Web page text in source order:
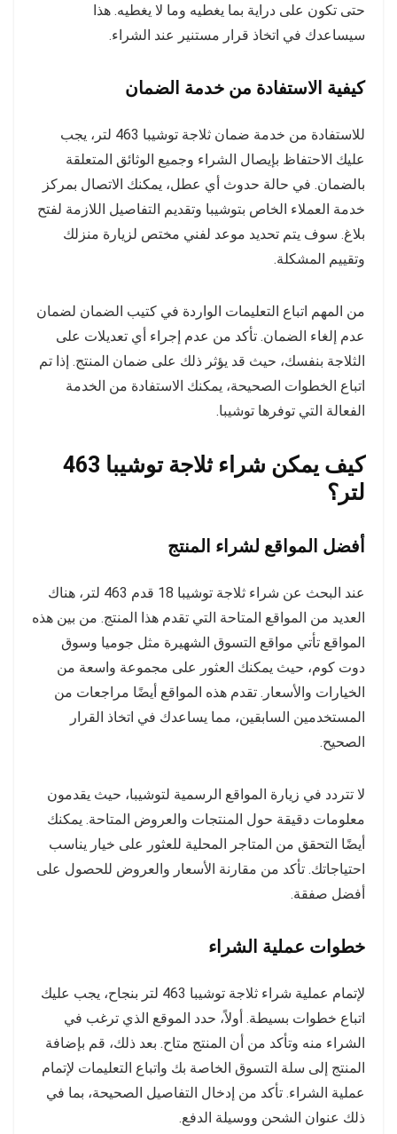
حتى تكون على دراية بما يغطيه وما لا يغطيه. هذا
سيساعدك في اتخاذ قرار مستنير عند الشراء.
كيفية الاستفادة من خدمة الضمان
للاستفادة من خدمة ضمان ثلاجة توشيبا 463 لتر، يجب
عليك الاحتفاظ بإيصال الشراء وجميع الوثائق المتعلقة
بالضمان. في حالة حدوث أي عطل، يمكنك الاتصال بمركز
خدمة العملاء الخاص بتوشيبا وتقديم التفاصيل اللازمة لفتح
بلاغ. سوف يتم تحديد موعد لفني مختص لزيارة منزلك
وتقييم المشكلة.
من المهم اتباع التعليمات الواردة في كتيب الضمان لضمان
عدم إلغاء الضمان. تأكد من عدم إجراء أي تعديلات على
الثلاجة بنفسك، حيث قد يؤثر ذلك على ضمان المنتج. إذا تم
اتباع الخطوات الصحيحة، يمكنك الاستفادة من الخدمة
الفعالة التي توفرها توشيبا.
كيف يمكن شراء ثلاجة توشيبا 463
لتر؟
أفضل المواقع لشراء المنتج
عند البحث عن شراء ثلاجة توشيبا 18 قدم 463 لتر، هناك
العديد من المواقع المتاحة التي تقدم هذا المنتج. من بين هذه
المواقع تأتي مواقع التسوق الشهيرة مثل جوميا وسوق
دوت كوم، حيث يمكنك العثور على مجموعة واسعة من
الخيارات والأسعار. تقدم هذه المواقع أيضًا مراجعات من
المستخدمين السابقين، مما يساعدك في اتخاذ القرار
الصحيح.
لا تتردد في زيارة المواقع الرسمية لتوشيبا، حيث يقدمون
معلومات دقيقة حول المنتجات والعروض المتاحة. يمكنك
أيضًا التحقق من المتاجر المحلية للعثور على خيار يناسب
احتياجاتك. تأكد من مقارنة الأسعار والعروض للحصول على
أفضل صفقة.
خطوات عملية الشراء
لإتمام عملية شراء ثلاجة توشيبا 463 لتر بنجاح، يجب عليك
اتباع خطوات بسيطة. أولاً، حدد الموقع الذي ترغب في
الشراء منه وتأكد من أن المنتج متاح. بعد ذلك، قم بإضافة
المنتج إلى سلة التسوق الخاصة بك واتباع التعليمات لإتمام
عملية الشراء. تأكد من إدخال التفاصيل الصحيحة، بما في
ذلك عنوان الشحن ووسيلة الدفع.